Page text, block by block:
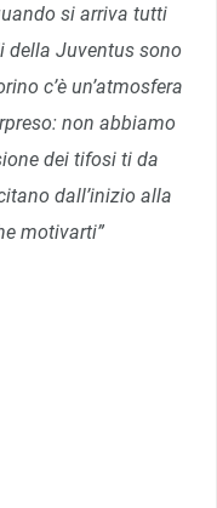
si arriva tutti
della Juventus sono
c’è un’atmosfera
non abbiamo
dei tifosi ti da
dall’inizio alla
motivarti”